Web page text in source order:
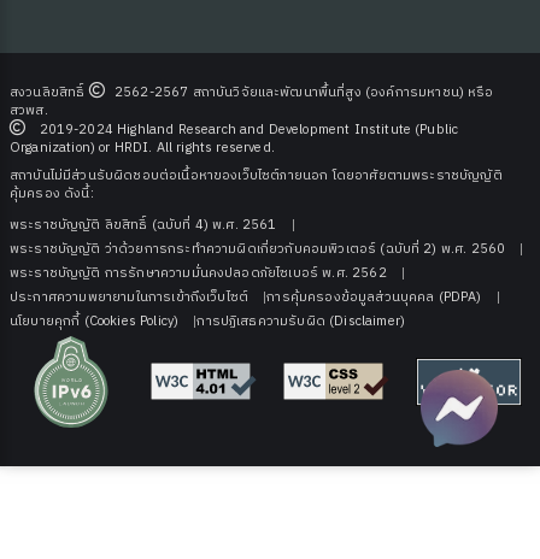
สงวนลิขสิทธิ์
2562-2567 สถาบันวิจัยและพัฒนาพื้นที่สูง (องค์การมหาชน) หรือ
สวพส.
2019-2024 Highland Research and Development Institute (Public
Organization) or HRDI. All rights reserved.
สถาบันไม่มีส่วนรับผิดชอบต่อเนื้อหาของเว็บไซต์ภายนอก โดยอาศัยตามพระราชบัญญัติ
คุ้มครอง ดังนี้:
พระราชบัญญัติ ลิขสิทธิ์ (ฉบับที่ 4) พ.ศ. 2561
พระราชบัญญัติ ว่าด้วยการกระทําความผิดเกี่ยวกับคอมพิวเตอร์ (ฉบับที่ 2) พ.ศ. 2560
พระราชบัญญัติ การรักษาความมั่นคงปลอดภัยไซเบอร์ พ.ศ. 2562
ประกาศความพยายามในการเข้าถึงเว็บไซต์
การคุ้มครองข้อมูลส่วนบุคคล (PDPA)
นโยบายคุกกี้ (Cookies Policy)
การปฏิเสธความรับผิด (Disclaimer)